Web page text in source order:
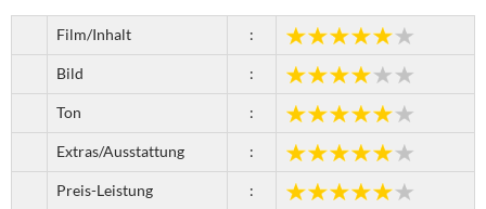
Film/Inhalt :
Bild :
Ton :
Extras/Ausstattung :
Preis-Leistung :